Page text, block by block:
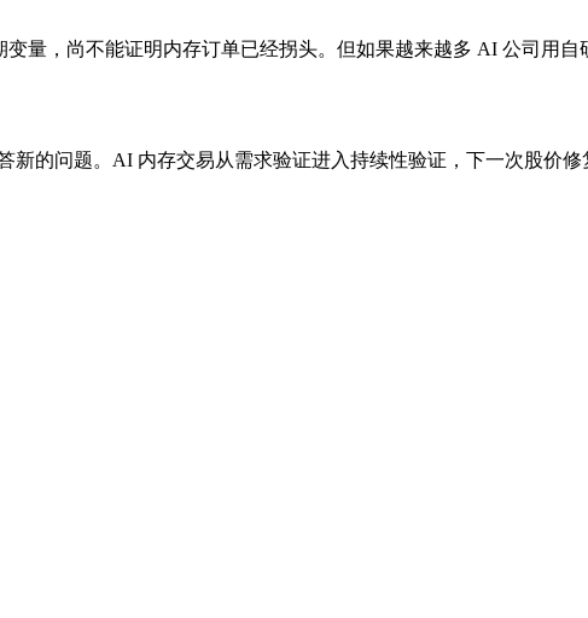
量，尚不能证明内存订单已经拐头。但如果越来越多 AI 公司用
新的问题。AI 内存交易从需求验证进入持续性验证，下一次股价